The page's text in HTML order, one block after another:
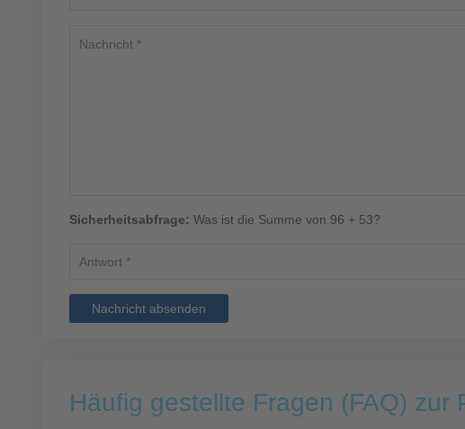
Sicherheitsabfrage: Was ist die Summe von 96 + 53?
Nachricht absenden
Häufig gestellte Fragen (FAQ) zur